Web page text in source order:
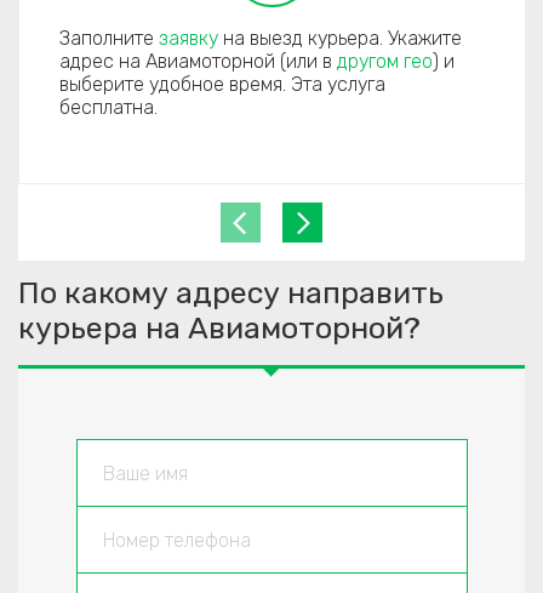
Заполните заявку на выезд курьера. Укажите
адрес на Авиамоторной (или в другом гео) и
выберите удобное время. Эта услуга
бесплатна.
По какому адресу направить
курьера на Авиамоторной?